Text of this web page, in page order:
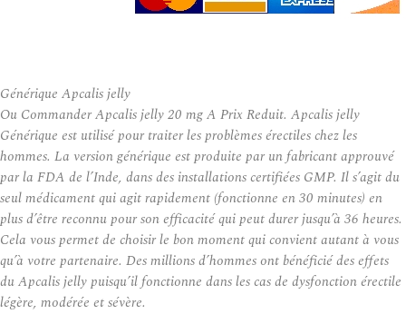
Générique Apcalis jelly
Ou Commander Apcalis jelly 20 mg A Prix Reduit. Apcalis jelly
Générique est utilisé pour traiter les problèmes érectiles chez les
hommes. La version générique est produite par un fabricant approuvé
par la FDA de l’Inde, dans des installations certifiées GMP. Il s’agit du
seul médicament qui agit rapidement (fonctionne en 30 minutes) en
plus d’être reconnu pour son efficacité qui peut durer jusqu’à 36 heures.
Cela vous permet de choisir le bon moment qui convient autant à vous
qu’à votre partenaire. Des millions d’hommes ont bénéficié des effets
du Apcalis jelly puisqu’il fonctionne dans les cas de dysfonction érectile
légère, modérée et sévère.